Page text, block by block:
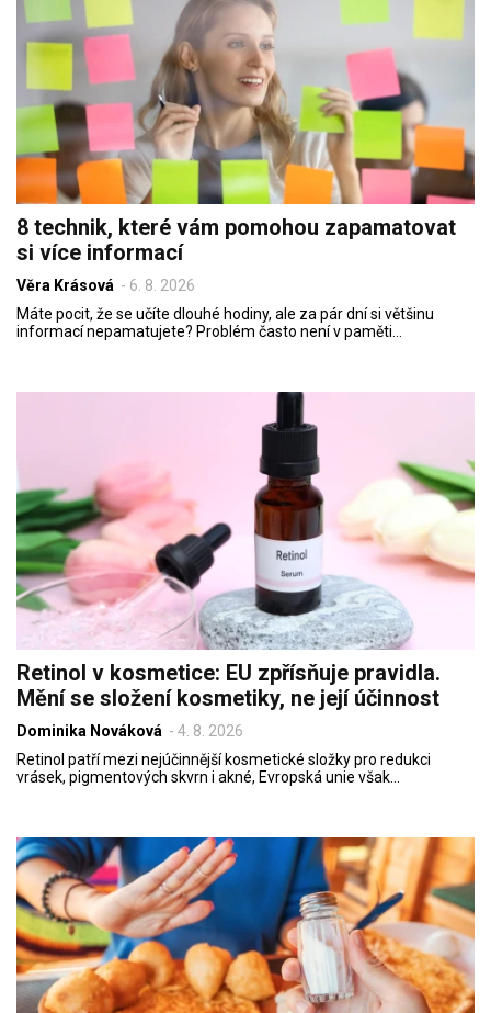
8 technik, které vám pomohou zapamatovat
si více informací
Věra Krásová - 6. 8. 2026
Máte pocit, že se učíte dlouhé hodiny, ale za pár dní si většinu
informací nepamatujete? Problém často není v paměti…
Retinol v kosmetice: EU zpřísňuje pravidla.
Mění se složení kosmetiky, ne její účinnost
Dominika Nováková - 4. 8. 2026
Retinol patří mezi nejúčinnější kosmetické složky pro redukci
vrásek, pigmentových skvrn i akné, Evropská unie však…